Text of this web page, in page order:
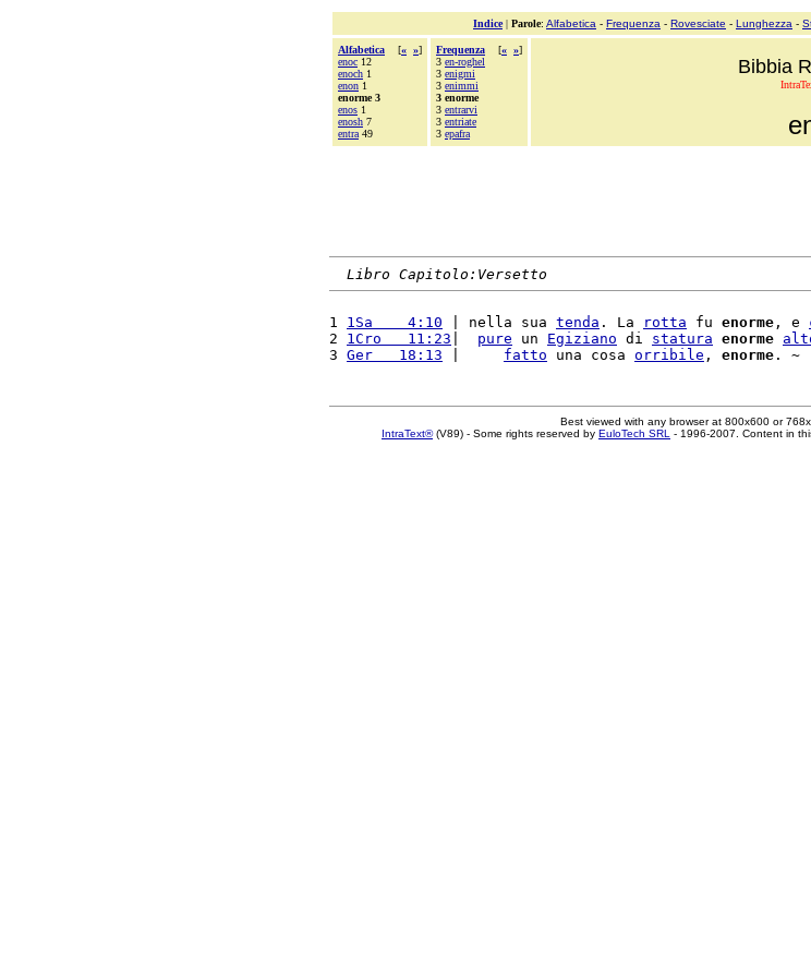
Indice| Parole: Alfabetica - Frequenza - Rovesciate - Lunghezza -
Alfabetica [« »]
enoc 12
enoch 1
enon 1
enorme 3
enos 1
enosh 7
entra 49
Frequenza [« »]
3 en-roghel
3 enigmi
3 enimmi
3 enorme
3 entrarvi
3 entriate
3 epafra
Bibbia
Libro Capitolo:Versetto
1 1Sa    4:10 | nella sua tenda . La rotta fu enorme , e
2 1Cro   11:23 pure un Egiziano di statura enorme
3 Ger   18:13 fatto una cosa orribile , enorme
Best viewed with any browser at 800x600 or
IntraText®(V89) - Some rights reserved by EuloTech SRL - 1996-2007. Content in